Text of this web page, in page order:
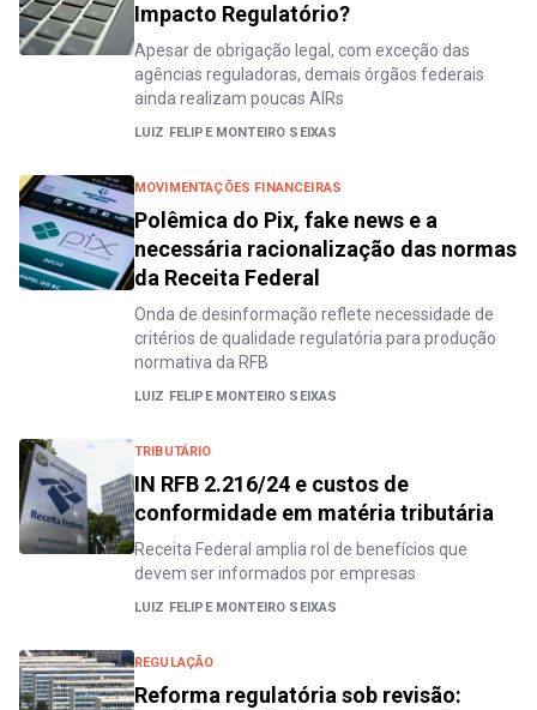
Impacto Regulatório?
Apesar de obrigação legal, com exceção das
agências reguladoras, demais órgãos federais
ainda realizam poucas AIRs
LUIZ FELIPE MONTEIRO SEIXAS
MOVIMENTAÇÕES FINANCEIRAS
Polêmica do Pix, fake news e a
necessária racionalização das normas
da Receita Federal
Onda de desinformação reflete necessidade de
critérios de qualidade regulatória para produção
normativa da RFB
LUIZ FELIPE MONTEIRO SEIXAS
TRIBUTÁRIO
IN RFB 2.216/24 e custos de
conformidade em matéria tributária
Receita Federal amplia rol de benefícios que
devem ser informados por empresas
LUIZ FELIPE MONTEIRO SEIXAS
REGULAÇÃO
Reforma regulatória sob revisão: